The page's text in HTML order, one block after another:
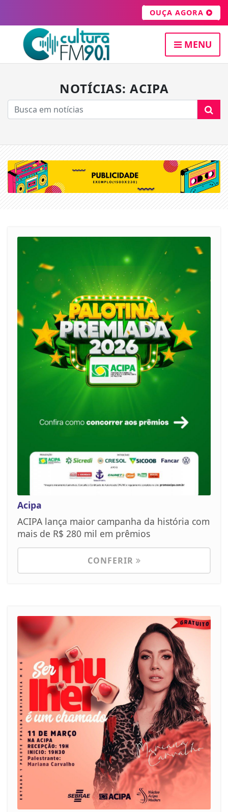
OUÇA AGORA
MENU
NOTÍCIAS: ACIPA
Acipa
ACIPA lança maior campanha da história com
mais de R$ 280 mil em prêmios
CONFERIR